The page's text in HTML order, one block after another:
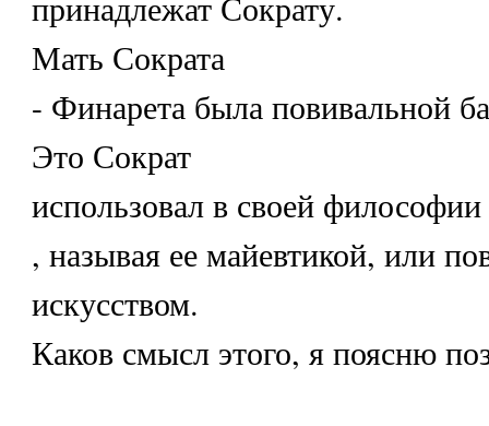
Мать Сократа
- Финарета была повивальной
Это Сократ
использовал в своей философии
, называя ее майевтикой, или
искусством.
Каков смысл этого, я поясню